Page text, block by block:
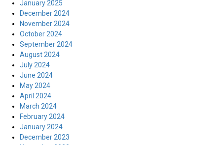
January 2025
December 2024
November 2024
October 2024
September 2024
August 2024
July 2024
June 2024
May 2024
April 2024
March 2024
February 2024
January 2024
December 2023